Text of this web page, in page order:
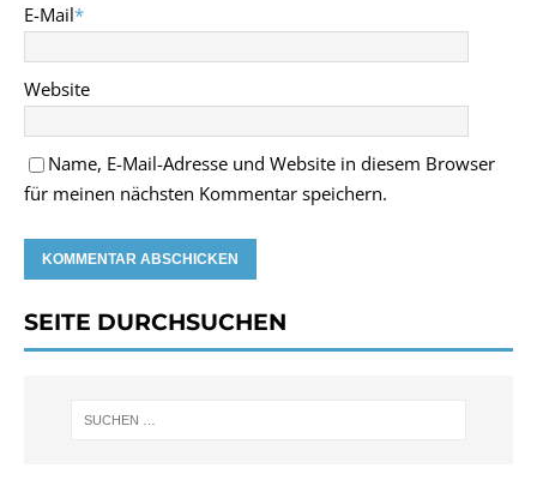
E-Mail*
Website
Name, E-Mail-Adresse und Website in diesem Browser
für meinen nächsten Kommentar speichern.
SEITE DURCHSUCHEN